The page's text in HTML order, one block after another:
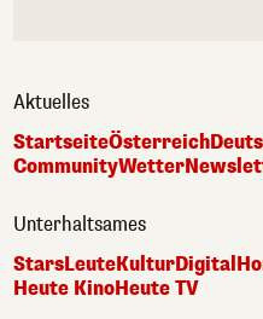
Aktuelles
StartseiteÖsterreich
CommunityWetter
Unterhaltsames
StarsLeuteKulturDigital
Heute KinoHeute TV